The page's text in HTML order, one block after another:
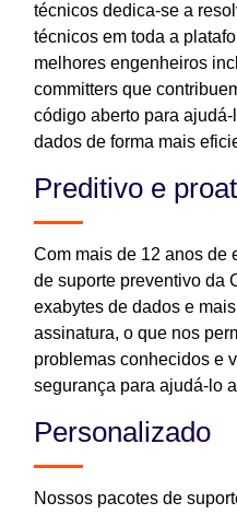
técnicos dedica-se a
técnicos em toda a
melhores engenheiros
committers que
código aberto para
dados de forma mais
Preditivo e
Com mais de 12 anos de
de suporte preventivo da
exabytes de dados e
assinatura, o que nos
problemas conhecidos e
segurança para ajudá-lo
Personalizado
Nossos pacotes de